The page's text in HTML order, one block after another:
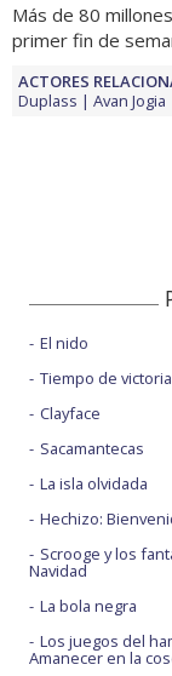
Más de 80
primer fin de
ACTORES
Duplass
Avan Jogia
El nido
Tiempo de victoria
Clayface
Sacamantecas
La isla olvidada
Hechizo:
Scrooge y los
Navidad
La bola negra
Los juegos del
Amanecer en la